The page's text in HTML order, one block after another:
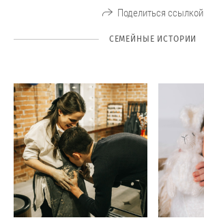
Поделиться ссылкой
СЕМЕЙНЫЕ ИСТОРИИ